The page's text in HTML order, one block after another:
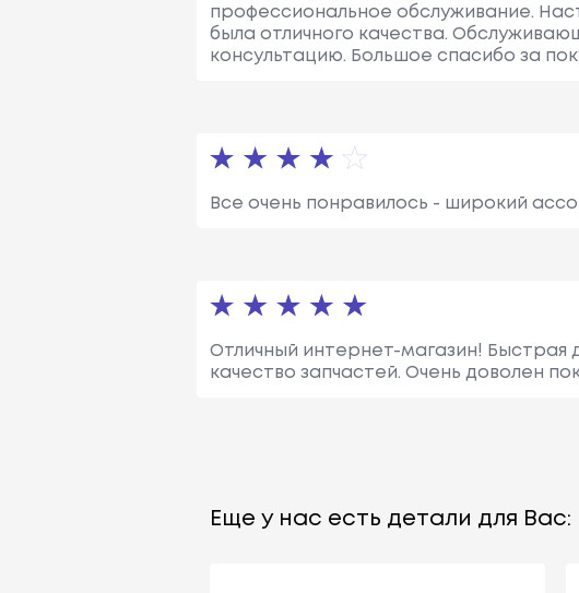
профессиональное обслуживание.
была отличного качества.
консультацию. Большое спасибо за
Все очень понравилось - широкий
Отличный интернет-магазин! Быстрая
качество запчастей. Очень доволен
Еще у нас есть детали для Вас: